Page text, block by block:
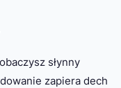
słynny
zapiera dech